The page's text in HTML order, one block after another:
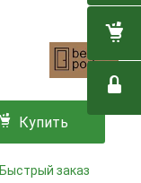
Купить
Быстрый заказ